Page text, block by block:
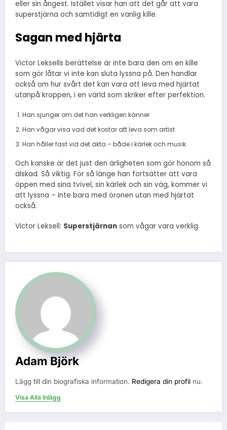
eller sin ångest. Istället visar han att det går att vara
superstjärna och samtidigt en vanlig kille.
Sagan med hjärta
Victor Leksells berättelse är inte bara den om en kille
som gör låtar vi inte kan sluta lyssna på. Den handlar
också om hur svårt det kan vara att leva med hjärtat
utanpå kroppen, i en värld som skriker efter perfektion.
Han sjunger om det han verkligen känner
Han vågar visa vad det kostar att leva som artist
Han håller fast vid det äkta – både i kärlek och musik
Och kanske är det just den ärligheten som gör honom så
älskad. Så viktig. För så länge han fortsätter att vara
öppen med sina tvivel, sin kärlek och sin väg, kommer vi
att lyssna – inte bara med öronen utan med hjärtat
också.
Victor Leksell: Superstjärnan som vågar vara verklig.
Adam Björk
Lägg till din biografiska information. Redigera din profil nu.
Visa Alla Inlägg